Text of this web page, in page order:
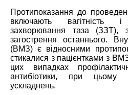
Протипоказання до
включають вагітність
захворювання таза
загострення останнього.
(ВМЗ) є відносними
стикалися з пацієнтками з
цих випадках
антибіотики, при цьому
ускладнень.